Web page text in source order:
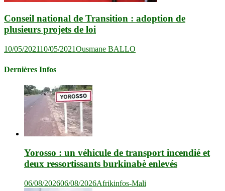
Conseil national de Transition : adoption de
plusieurs projets de loi
10/05/202110/05/2021Ousmane BALLO
Dernières Infos
Yorosso : un véhicule de transport incendié et
deux ressortissants burkinabè enlevés
06/08/202606/08/2026Afrikinfos-Mali